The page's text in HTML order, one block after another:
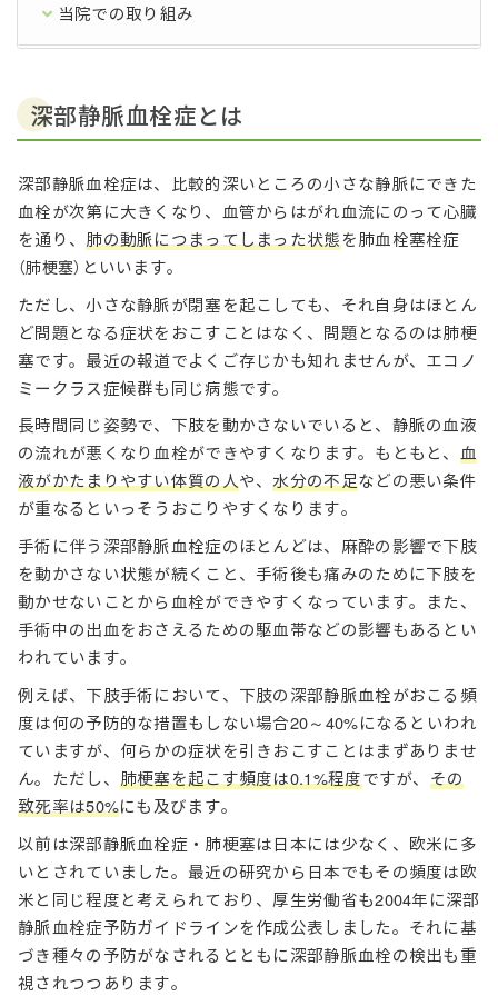
当院での取り組み
深部静脈血栓症とは
深部静脈血栓症は、比較的深いところの小さな静脈にできた
血栓が次第に大きくなり、血管からはがれ血流にのって心臓
を通り、 肺の動脈につまってしまった状態を肺血栓塞栓症
（肺梗塞） といいます。
ただし、小さな静脈が閉塞を起こしても、それ自身はほとん
ど問題となる症状をおこすことはなく、問題となるのは肺梗
塞です。最近の報道でよくご存じかも知れませんが、エコノ
ミークラス症候群も同じ病態です。
長時間同じ姿勢で、下肢を動かさないでいると、静脈の血液
の流れが悪くなり血栓ができやすくなります。もともと、 血
液がかたまりやすい体質の人や、水分の不足などの悪い条件
が重なるといっそうおこりやすくなります。
手術に伴う深部静脈血栓症のほとんどは、麻酔の影響で下肢
を動かさない状態が続くこと、手術後も痛みのために下肢を
動かせないことから血栓ができやすくなっています。また、
手術中の出血をおさえるための駆血帯などの影響もあるとい
われています。
例えば、下肢手術において、下肢の深部静脈血栓がおこる頻
度は何の予防的な措置もしない場合20～40%になるといわれ
ていますが、何らかの症状を引きおこすことはまずありませ
ん。ただし、 肺梗塞を起こす頻度は0.1%程度ですが、 その
致死率は50%にも及びます。
以前は深部静脈血栓症・肺梗塞は日本には少なく、欧米に多
いとされていました。最近の研究から日本でもその頻度は欧
米と同じ程度と考えられており、厚生労働省も2004年に深部
静脈血栓症予防ガイドラインを作成公表しました。それに基
づき種々の予防がなされるとともに深部静脈血栓の検出も重
視されつつあります。